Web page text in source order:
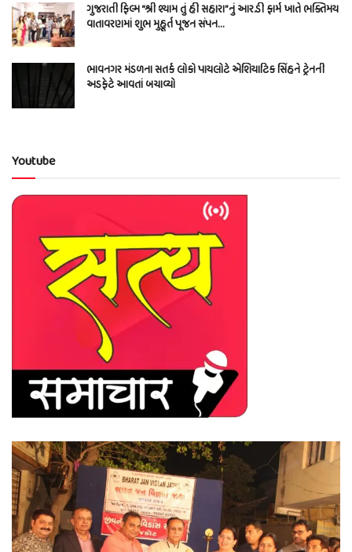
ગુજરાતી ફિલ્મ “શ્રી શ્યામ તું હી સહારા”નું આર.ડી ફાર્મ ખાતે ભક્તિમય
વાતાવરણમાં શુભ મુહૂર્ત પૂજન સંપન…
ભાવનગર મંડળના સતર્ક લોકો પાયલોટે એશિયાટિક સિંહને ટ્રેનની
અડફેટે આવતાં બચાવ્યો
Youtube